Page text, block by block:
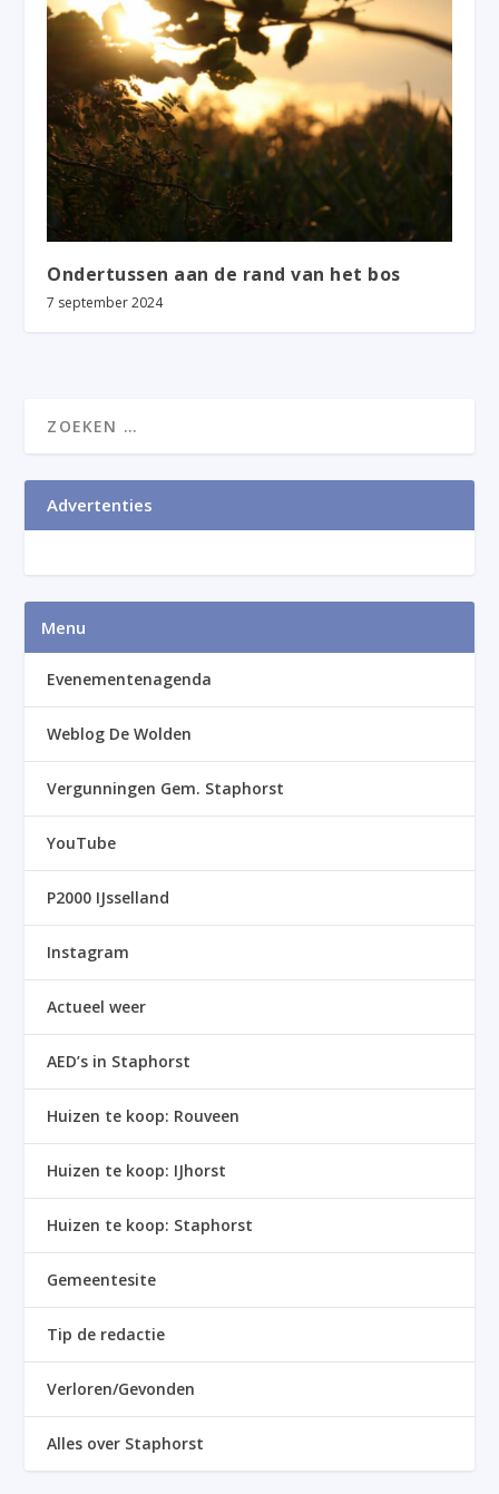
Ondertussen aan de rand van het bos
7 september 2024
Advertenties
Menu
Evenementenagenda
Weblog De Wolden
Vergunningen Gem. Staphorst
YouTube
P2000 IJsselland
Instagram
Actueel weer
AED’s in Staphorst
Huizen te koop: Rouveen
Huizen te koop: IJhorst
Huizen te koop: Staphorst
Gemeentesite
Tip de redactie
Verloren/Gevonden
Alles over Staphorst